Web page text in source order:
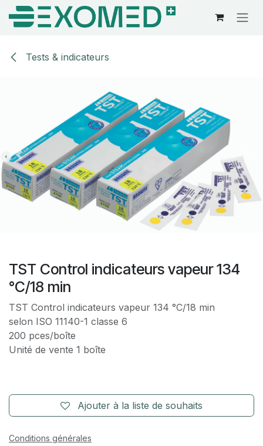
Se rendre au contenu
Tests & indicateurs
TST Control indicateurs vapeur 134
°C/18 min
TST Control indicateurs vapeur 134 °C/18 min
selon ISO 11140-1 classe 6
200 pces/boîte
Unité de vente 1 boîte
Ajouter à la liste de souhaits
Conditions générales